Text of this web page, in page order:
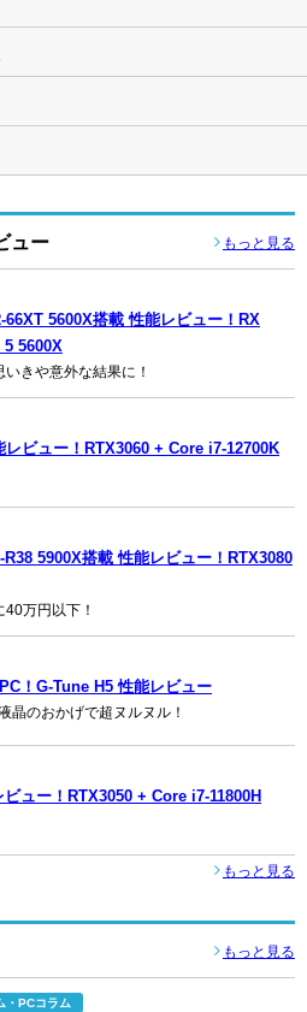
ュー もっと見る
5600X搭載 性能レビュー！RX
5600X
きや意外な結果に！
レビュー！RTX3060 + Core i7-12700K
5900X搭載 性能レビュー！RTX3080
万円以下！
！G-Tune H5 性能レビュー
晶のおかげで超ヌルヌル！
ュー！RTX3050 + Core i7-11800H
もっと見る
もっと見る
・PCコラム